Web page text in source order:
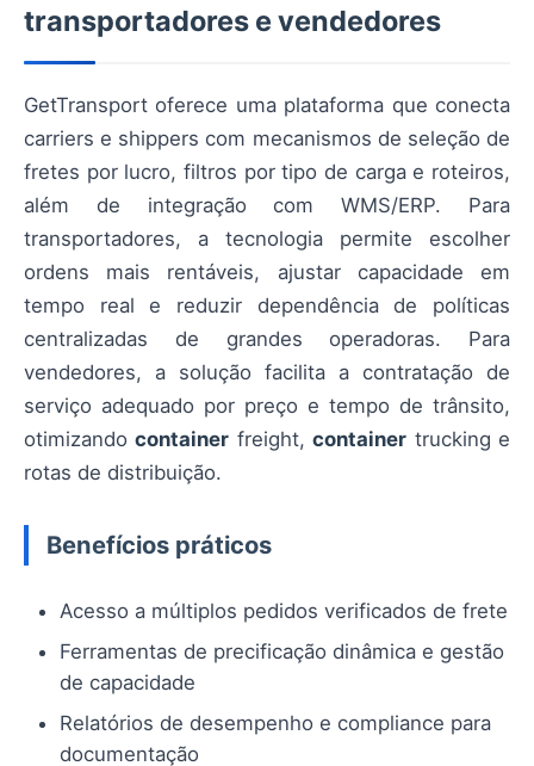
transportadores e vendedores
GetTransport oferece uma plataforma que conecta
carriers e shippers com mecanismos de seleção de
fretes por lucro, filtros por tipo de carga e roteiros,
além de integração com WMS/ERP. Para
transportadores, a tecnologia permite escolher
ordens mais rentáveis, ajustar capacidade em
tempo real e reduzir dependência de políticas
centralizadas de grandes operadoras. Para
vendedores, a solução facilita a contratação de
serviço adequado por preço e tempo de trânsito,
otimizandocontainer freight,container trucking e
rotas de distribuição.
Benefícios práticos
Acesso a múltiplos pedidos verificados de frete
Ferramentas de precificação dinâmica e gestão
de capacidade
Relatórios de desempenho e compliance para
documentação